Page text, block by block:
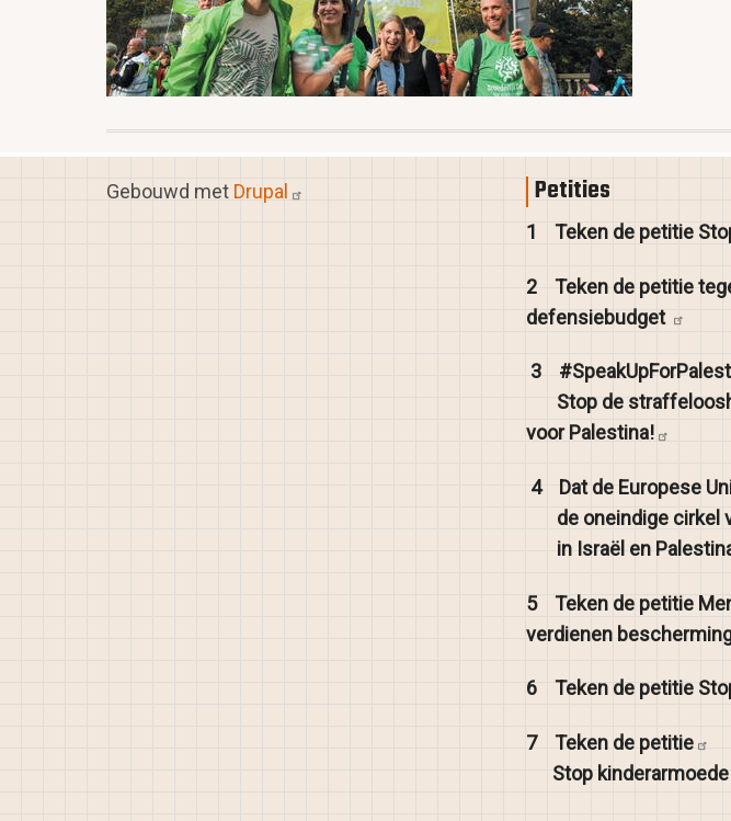
Gebouwd met Drupal Petities
1Teken de petitie
2Teken de petitie
defensiebudget
3
Stop de
voorPalestina!
4 Dat de Europese
de oneindige cirkel
in Israël en
5Teken de petitie
verdienen
6Teken de petitie
7Teken de petitie
Stop kinderarmoede